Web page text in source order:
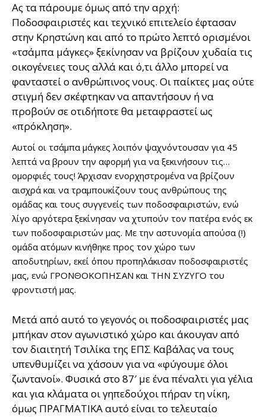
Ας τα πάρουμε όμως από την αρχή:
Ποδοσφαιριστές και τεχνικό επιτελείο έφτασαν
στην Κρηστώνη και από το πρώτο λεπτό ορισμένοι
«τσάμπα μάγκες» ξεκίνησαν να βρίζουν χυδαία τις
οικογένειες τους αλλά και ό,τι άλλο μπορεί να
φανταστεί ο ανθρώπινος νους. Οι παίκτες μας ούτε
στιγμή δεν σκέφτηκαν να απαντήσουν ή να
προβούν σε οτιδήποτε θα μεταφραστεί ως
«πρόκληση».
Αυτοί οι τσάμπα μάγκες λοιπόν ψαχνόντουσαν για 45
λεπτά να βρουν την αφορμή για να ξεκινήσουν τις…
ομορφιές τους! Άρχισαν ενορχηστρομένα να βρίζουν
αισχρά και να τραμπουκίζουν τους ανθρώπους της
ομάδας και τους συγγενείς των ποδοσφαιριστών, ενώ
λίγο αργότερα ξεκίνησαν να χτυπούν τον πατέρα ενός εκ
των ποδοσφαιριστών μας. Με την αστυνομία απούσα (!)
ομάδα ατόμων κινήθηκε προς τον χώρο των
αποδυτηρίων, εκεί όπου προπηλάκισαν ποδοσφαιριστές
μας, ενώ ΓΡΟΝΘΟΚΟΠΗΣΑΝ και ΤΗΝ ΣΥΖΥΓΟ του
φροντιστή μας.
Μετά από αυτό το γεγονός οι ποδοσφαιριστές μας
μπήκαν στον αγωνιστικό χώρο και άκουγαν από
τον διαιτητή Τσιλίκα της ΕΠΣ Καβάλας να τους
υπενθυμίζει να χάσουν για να «φύγουμε όλοι
ζωντανοί». Φυσικά στο 87′ με ένα πέναλτι για γέλια
και για κλάματα οι γηπεδούχοι πήραν τη νίκη,
όμως ΠΡΑΓΜΑΤΙΚΑ αυτό είναι το τελευταίο